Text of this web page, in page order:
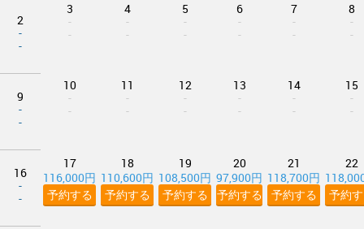
2
-
-
3
-
-
4
-
-
5
-
-
6
-
-
7
-
-
8
-
-
9
-
-
10
-
-
11
-
-
12
-
-
13
-
-
14
-
-
15
-
-
16
-
-
17
116,000円
予約する
18
110,600円
予約する
19
108,500円
予約する
20
97,900円
予約する
21
118,700円
予約する
22
予約